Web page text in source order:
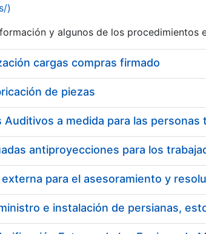
)
y algunos de los procedimientos
cargas compras firmado
de piezas
e instalación de persianas,